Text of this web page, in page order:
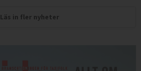
Läs in fler nyheter